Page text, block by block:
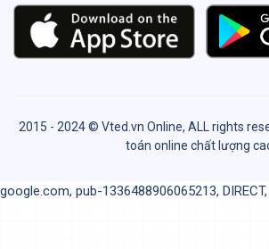
2015 - 2024 © Vted.vn Online, ALL rights
toán online chất lượng
google.com, pub-1336488906065213,